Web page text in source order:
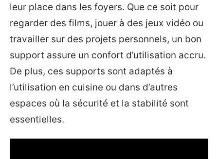
leur place dans les foyers. Que ce soit pour
regarder des films, jouer à des jeux vidéo ou
travailler sur des projets personnels, un bon
support assure un confort d’utilisation accru.
De plus, ces supports sont adaptés à
l’utilisation en cuisine ou dans d’autres
espaces où la sécurité et la stabilité sont
essentielles.